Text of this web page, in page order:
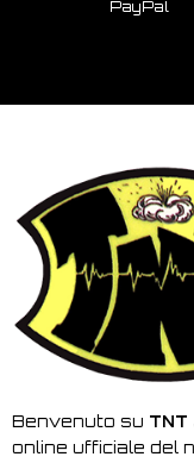
PayPal
Benvenuto su TNT
online ufficiale del